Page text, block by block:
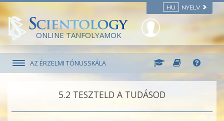
HU NYELV
ONLINE TANFOLYAMOK
AZ ÉRZELMI TÓNUSSKÁLA
5.‎2 TESZTELD A TUDÁSOD